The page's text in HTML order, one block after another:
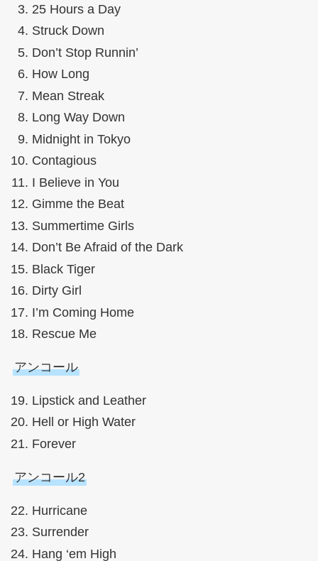
25 Hours a Day
Struck Down
Don’t Stop Runnin’
How Long
Mean Streak
Long Way Down
Midnight in Tokyo
Contagious
I Believe in You
Gimme the Beat
Summertime Girls
Don’t Be Afraid of the Dark
Black Tiger
Dirty Girl
I’m Coming Home
Rescue Me
アンコール
Lipstick and Leather
Hell or High Water
Forever
アンコール2
Hurricane
Surrender
Hang ‘em High